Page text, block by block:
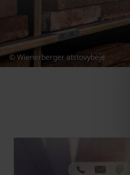
© Wienerberger atstovybėje